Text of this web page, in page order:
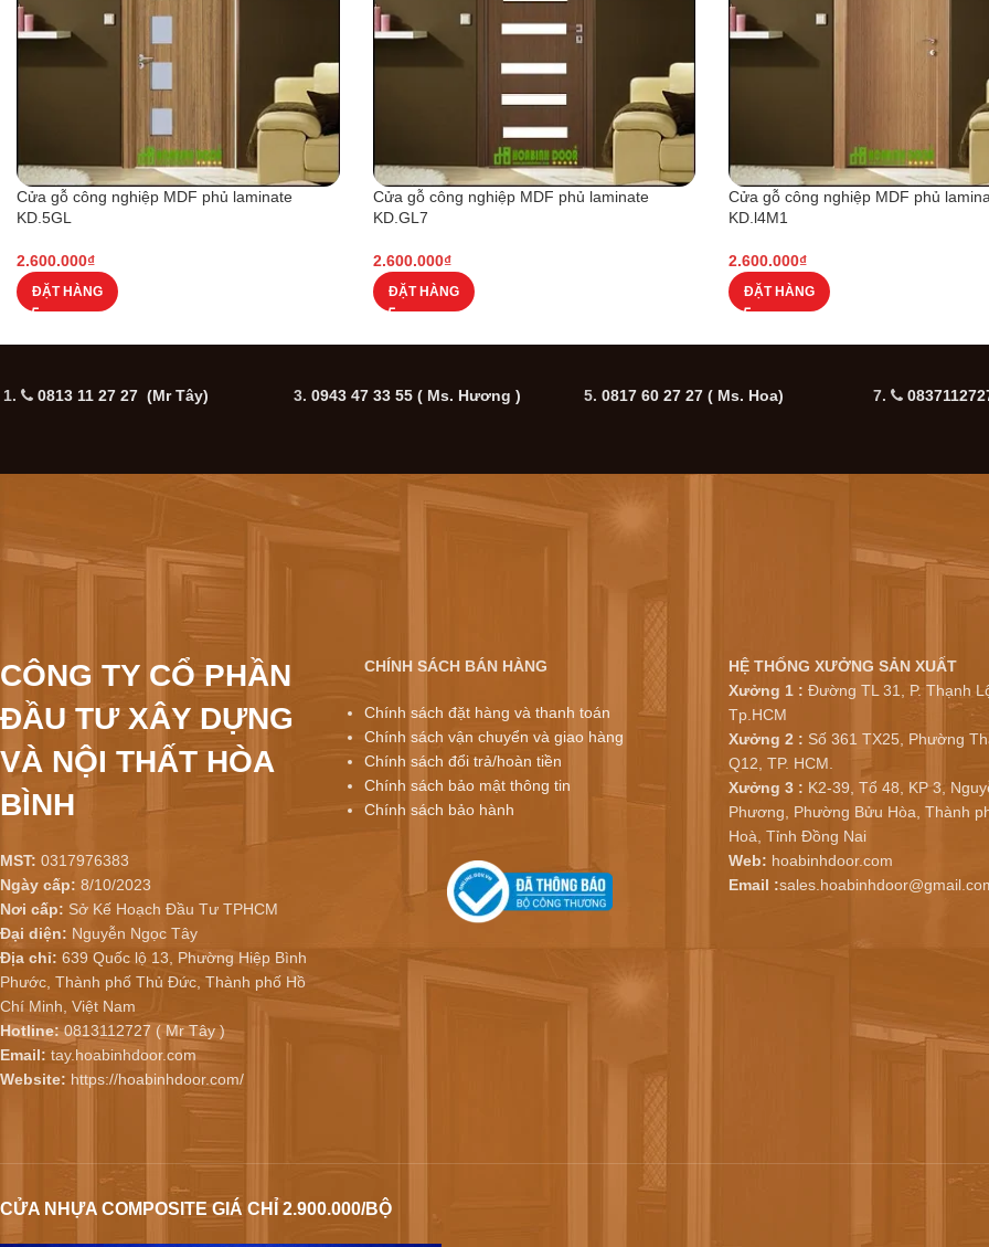
Cửa gỗ công nghiệp MDF phủ laminate
KD.5GL
2.600.000₫
ĐẶT HÀNG
Cửa gỗ công nghiệp MDF phủ laminate
KD.GL7
2.600.000₫
ĐẶT HÀNG
Cửa gỗ công nghiệp MDF phủ
KD.l4M1
2.600.000₫
ĐẶT HÀNG
1. 0813 11 27 27 (Mr Tây) 3. 0943 47 33 55( Ms. Hương ) 5. 0817 60 27 27( Ms. Hoa) 7.
CÔNG TY CỔ PHẦN
ĐẦU TƯ XÂY DỰNG
VÀ NỘI THẤT HÒA
BÌNH
MST: 0317976383
Ngày cấp: 8/10/2023
Nơi cấp: Sở Kế Hoạch Đầu Tư TPHCM
Đại diện: Nguyễn Ngọc Tây
Địa chỉ: 639 Quốc lộ 13, Phường Hiệp Bình
Phước, Thành phố Thủ Đức, Thành phố Hồ
Chí Minh, Việt Nam
Hotline:0813112727 ( Mr Tây )
Email: tay.hoabinhdoor.com
Website: https://hoabinhdoor.com/
CHÍNH SÁCH BÁN HÀNG
Chính sách đặt hàng và thanh toán
Chính sách vận chuyển và giao hàng
Chính sách đổi trả/hoàn tiền
Chính sách bảo mật thông tin
Chính sách bảo hành
HỆ THỐNG XƯỞNG SẢN XUẤT
Xưởng 1 : Đường TL 31, P. Thạnh
Tp.HCM
Xưởng 2 : Số 361 TX25, Phường
Q12, TP. HCM.
Xưởng 3 : K2-39, Tổ 48, KP 3,
Phương, Phường Bửu Hòa, Thành
Hoà, Tỉnh Đồng Nai
Web: hoabinhdoor.com
Email :
CỬA NHỰA COMPOSITE GIÁ CHỈ 2.900.000/BỘ